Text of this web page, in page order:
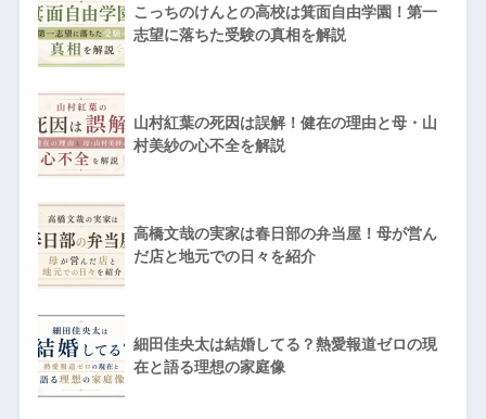
こっちのけんとの高校は箕面自由学園！第一
志望に落ちた受験の真相を解説
山村紅葉の死因は誤解！健在の理由と母・山
村美紗の心不全を解説
高橋文哉の実家は春日部の弁当屋！母が営ん
だ店と地元での日々を紹介
細田佳央太は結婚してる？熱愛報道ゼロの現
在と語る理想の家庭像